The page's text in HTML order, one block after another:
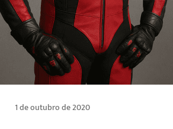
1 de outubro de 2020